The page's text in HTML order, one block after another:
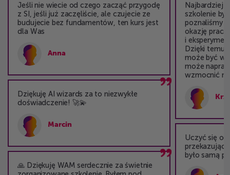
Jeśli nie wiecie od czego zacząć przygodę
z SI, jeśli już zaczęliście, ale czujecie ze
budujecie bez fundamentów, ten kurs jest
dla Was
Anna
Dziękuję AI wizards za to niezwykłe
doświadczenie! 🚀💫
Marcin
🙏 Dziękuję WAM serdecznie za świetnie
Najbardziej
szkolenie
poznaliśmy
okazję
i
Dzięki temu
może być
może
wzmocnić
Uczyć się
było samą